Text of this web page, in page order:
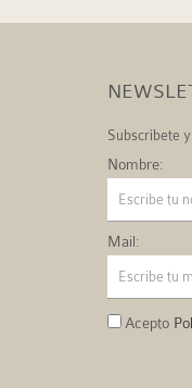
Subscríbete
Nombre:
Mail:
Acepto